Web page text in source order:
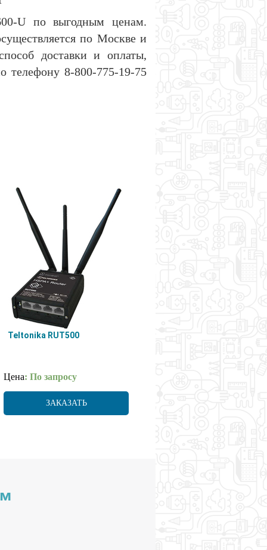
U по выгодным ценам.
по Москве и
доставки и оплаты,
телефону 8-800-775-19-75
Teltonika RUT500
Цена: По запросу
ЗАКАЗАТЬ